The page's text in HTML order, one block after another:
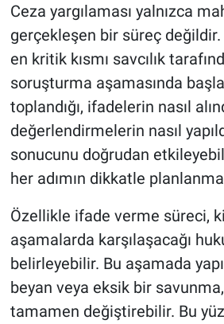
Ceza yargılaması yalnızca
gerçekleşen bir süreç değildir.
en kritik kısmı savcılık
soruşturma aşamasında
toplandığı, ifadelerin nasıl
değerlendirmelerin nasıl
sonucunu doğrudan
her adımın dikkatle
Özellikle ifade verme süreci,
aşamalarda karşılaşacağı
belirleyebilir. Bu aşamada
beyan veya eksik bir
tamamen değiştirebilir. Bu
Bilim, Teknoloji